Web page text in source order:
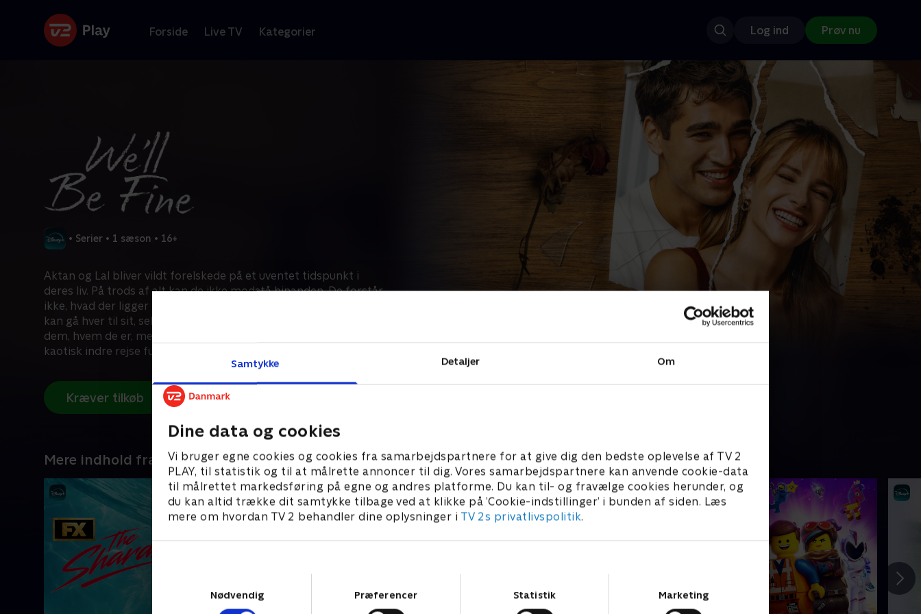
Samtykke Detaljer Om
Dine data og cookies
Vi bruger egne cookies og cookies fra samarbejdspartnere for at give dig den bedste oplevelse af TV 2
PLAY, til statistik og til at målrette annoncer til dig. Vores samarbejdspartnere kan anvende cookie-data
til målrettet markedsføring på egne og andres platforme. Du kan til- og fravælge cookies herunder, og
du kan altid trække dit samtykke tilbage ved at klikke på ’Cookie-indstillinger’ i bunden af siden. Læs
mere om hvordan TV 2 behandler dine oplysninger i TV 2s privatlivspolitik.
Nødvendig
Præferencer Statistik Marketing
Forside Live TV Kategorier Log ind Prøv nu
• Serier • 1 sæson • 16+
Aktan og Lal bliver vildt forelskede på et uventet tidspunkt i
deres liv. På trods af alt kan de ikke modstå hinanden. De forstår
ikke, hvad der ligger bag denne tiltrækning, eller hvorfor de ikke
kan gå hver til sit, selv når de skændes. Men kærligheden vil lære
dem, hvem de er, mens deres lidenskabelige bånd bliver en
kaotisk indre rejse fuld af sårbarhed, undertrykte følelser og
Kræver tilkøb
Mere indhold fra Disney+